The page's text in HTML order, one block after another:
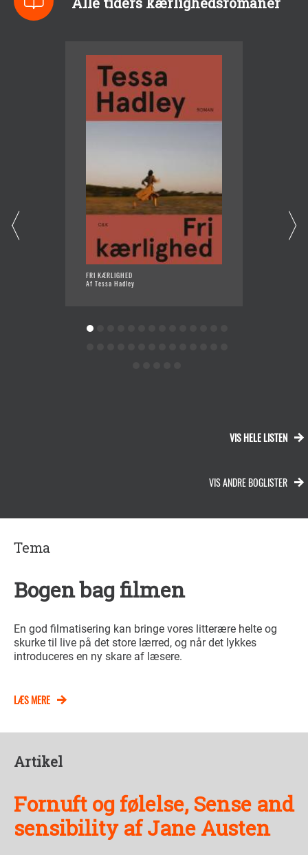
FRI KÆRLIGHED
Af Tessa Hadley
VIS HELE LISTEN
VIS ANDRE BOGLISTER
Tema
Bogen bag filmen
En god filmatisering kan bringe vores litterære helte og
skurke til live på det store lærred, og når det lykkes
introduceres en ny skare af læsere.
LÆS MERE
Artikel
Fornuft og følelse, Sense and
sensibility af Jane Austen